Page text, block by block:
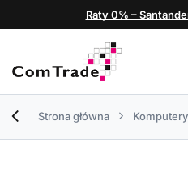
Raty 0% –
Strona główna